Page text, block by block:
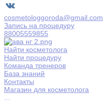
cosmetologgoroda@gmail.com
Запись на процедуру
88005559855
Найти косметолога
Найти процедуру
Команда тренеров
База знаний
Контакты
Магазин для косметолога